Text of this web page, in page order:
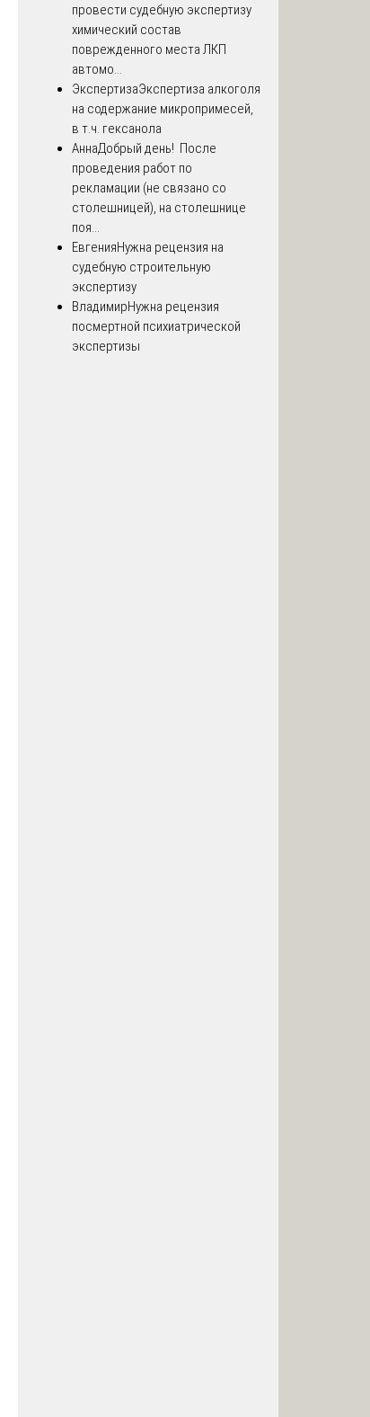
провести судебную экспертизу
химический состав
поврежденного места ЛКП
автомо...
ЭкспертизаЭкспертиза алкоголя
на содержание микропримесей,
в т.ч. гексанола
АннаДобрый день! После
проведения работ по
рекламации (не связано со
столешницей), на столешнице
поя...
ЕвгенияНужна рецензия на
судебную строительную
экспертизу
ВладимирНужна рецензия
посмертной психиатрической
экспертизы